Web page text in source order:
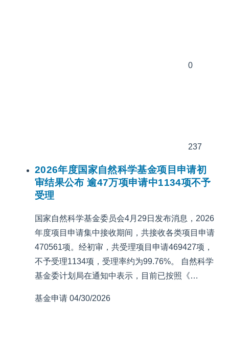
0
237
2026年度国家自然科学基金项目申请初
审结果公布 逾47万项申请中1134项不予
受理
国家自然科学基金委员会4月29日发布消息，2026
年度项目申请集中接收期间，共接收各类项目申请
470561项。经初审，共受理项目申请469427项，
不予受理1134项，受理率约为99.76%。 自然科学
基金委计划局在通知中表示，目前已按照《…
基金申请 04/30/2026